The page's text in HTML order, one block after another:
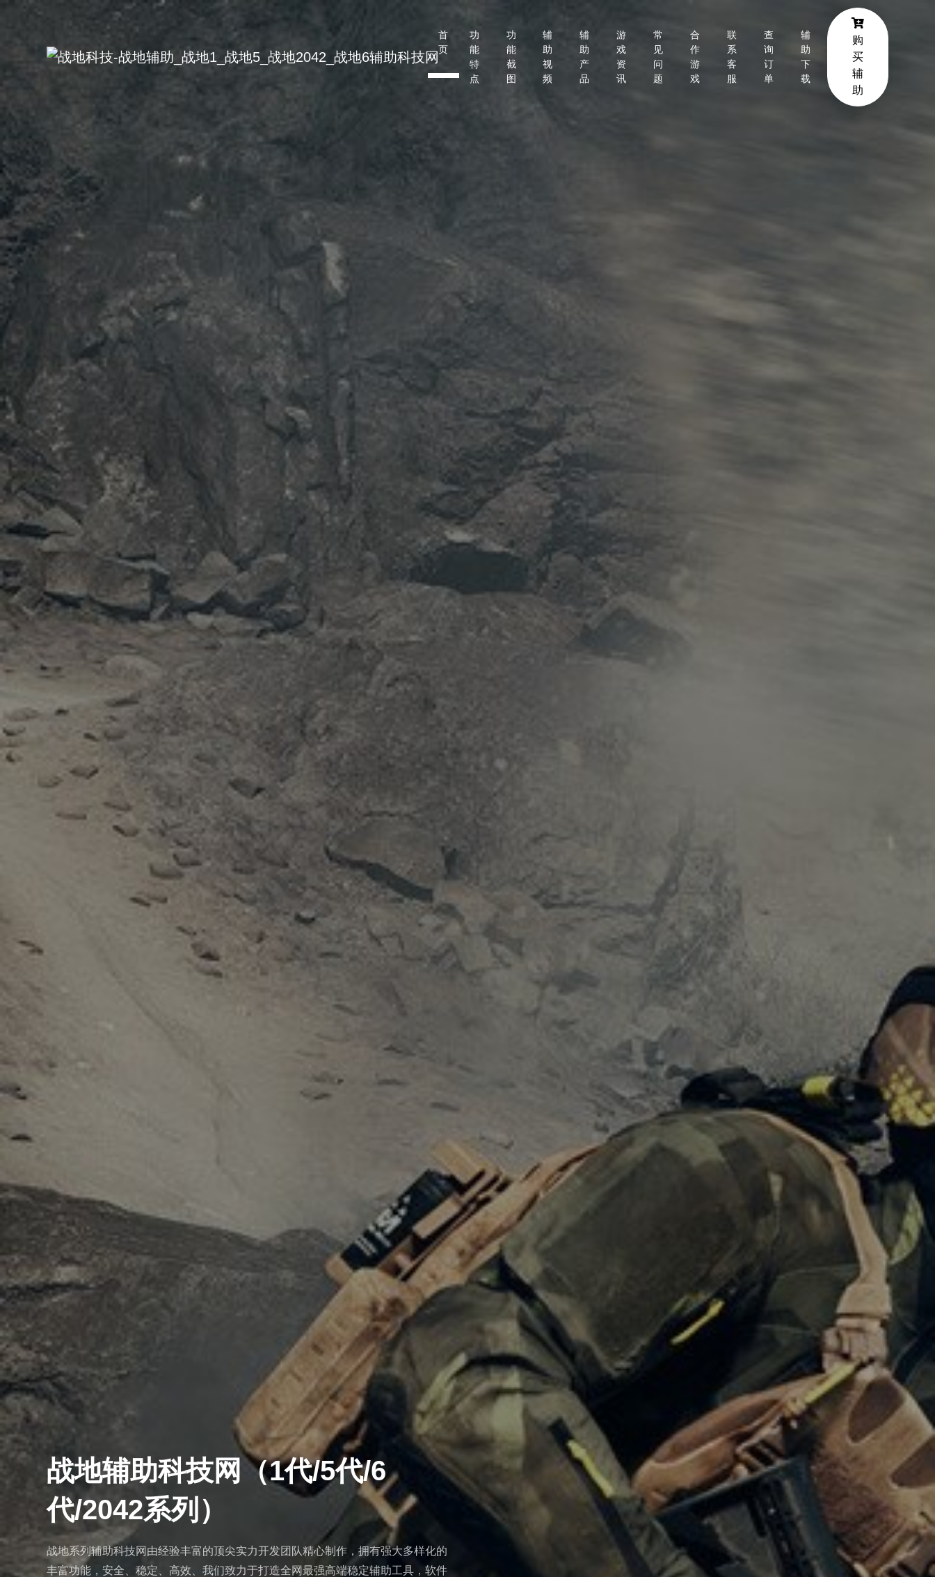
首
页
功
能
特
点
功
能
截
图
辅
助
视
频
辅
助
产
品
游
戏
资
讯
常
见
问
题
合
作
游
戏
联
系
客
服
查
询
订
单
辅
助
下
载
购
买
辅
助
战地辅助科技网（1代/5代/6
代/2042系列）
战地系列辅助科技网由经验丰富的顶尖实力开发团队精心制作，拥有强大多样化的
丰富功能，安全、稳定、高效、我们致力于打造全网最强高端稳定辅助工具，软件